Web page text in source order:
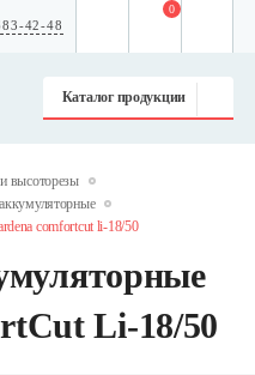
42-48
Каталог продукции
0
высоторезы
comfortcut li-18/50
Li-18/50